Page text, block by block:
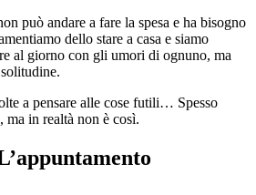
può andare a fare la spesa e ha bisogno
dello stare a casa e siamo
al giorno con gli umori di ognuno, ma
a pensare alle cose futili… Spesso
ma in realtà non è così.